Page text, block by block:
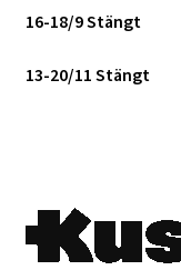
16-18/9 Stängt
13-20/11 Stängt